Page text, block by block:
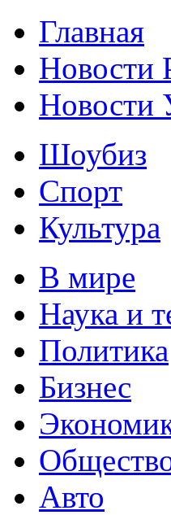
Главная
Новости
Новости
Шоубиз
Спорт
Культура
В мире
Наука и
Политика
Бизнес
Авто